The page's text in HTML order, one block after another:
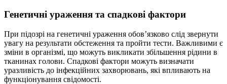
Генетичні ураження та спадкові фактори
При підозрі на генетичні ураження обов’язково слід звернути
увагу на результати обстеження та пройти тести. Важливими є
зміни в організмі, що можуть викликати збільшення рідини в
тканинах голови. Спадкові фактори можуть визначати
уразливість до інфекційних захворювань, які впливають на
функціонування свідомості.